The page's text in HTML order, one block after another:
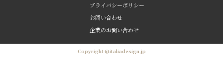
プライバシーポリシー
お問い合わせ
企業のお問い合わせ
Copyright ©italiadesign.jp